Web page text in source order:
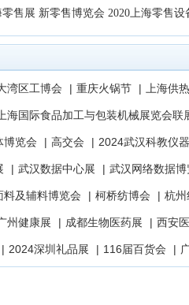
零售展 新零售博览会 2020上海零售设
湾区工博会 | 重庆火锅节 | 上海供
上海国际食品加工与包装机械展览会联
博览会 | 高交会 | 2024武汉科教仪
| 武汉数据中心展 | 武汉网络数据博
及辅料博览会 | 柯桥纺博会 | 杭州
州健康展 | 成都生物医药展 | 西安
| 2024深圳礼品展 | 116届百货会 |